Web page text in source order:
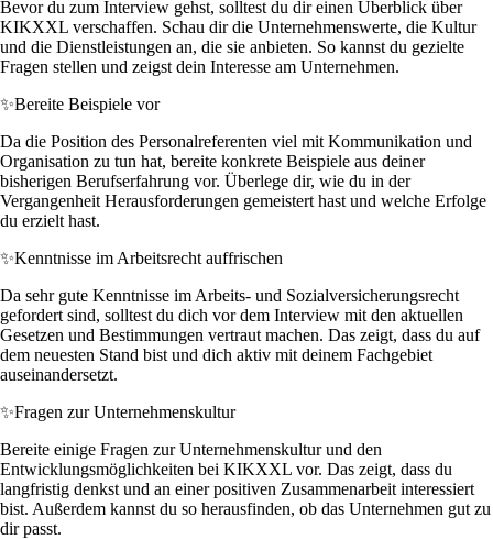
Bevor du zum Interview gehst, solltest du dir einen Überblick über
KIKXXL verschaffen. Schau dir die Unternehmenswerte, die Kultur
und die Dienstleistungen an, die sie anbieten. So kannst du gezielte
Fragen stellen und zeigst dein Interesse am Unternehmen.
✨Bereite Beispiele vor
Da die Position des Personalreferenten viel mit Kommunikation und
Organisation zu tun hat, bereite konkrete Beispiele aus deiner
bisherigen Berufserfahrung vor. Überlege dir, wie du in der
Vergangenheit Herausforderungen gemeistert hast und welche Erfolge
du erzielt hast.
✨Kenntnisse im Arbeitsrecht auffrischen
Da sehr gute Kenntnisse im Arbeits- und Sozialversicherungsrecht
gefordert sind, solltest du dich vor dem Interview mit den aktuellen
Gesetzen und Bestimmungen vertraut machen. Das zeigt, dass du auf
dem neuesten Stand bist und dich aktiv mit deinem Fachgebiet
auseinandersetzt.
✨Fragen zur Unternehmenskultur
Bereite einige Fragen zur Unternehmenskultur und den
Entwicklungsmöglichkeiten bei KIKXXL vor. Das zeigt, dass du
langfristig denkst und an einer positiven Zusammenarbeit interessiert
bist. Außerdem kannst du so herausfinden, ob das Unternehmen gut zu
dir passt.